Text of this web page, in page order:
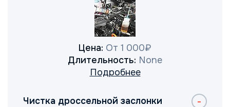
Цена: От 1 000₽
Длительность: None
Подробнее
Чистка дроссельной заслонки